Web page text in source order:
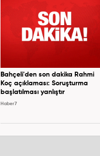
Bahçeli'den son dakika Rahmi
Koç açıklaması: Soruşturma
başlatılması yanlıştır
Haber7